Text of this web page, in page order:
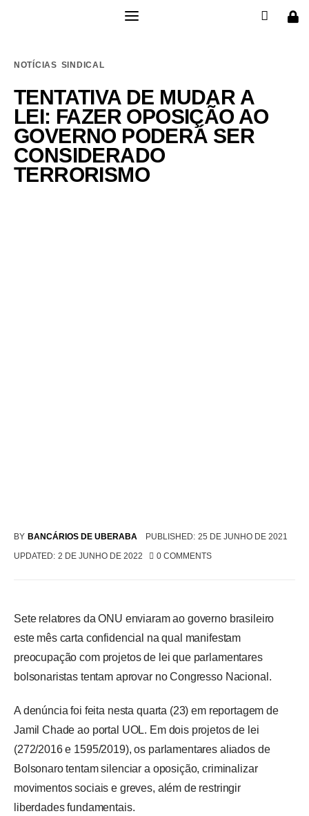
Filie-se
Publicações
Galerias
NOTÍCIAS SINDICAL
TENTATIVA DE MUDAR A
LEI: FAZER OPOSIÇÃO AO
GOVERNO PODERÁ SER
CONSIDERADO
TERRORISMO
BY BANCÁRIOS DE UBERABA PUBLISHED: 25 DE JUNHO DE 2021
UPDATED: 2 DE JUNHO DE 2022 0 COMMENTS
Sete relatores da ONU enviaram ao governo brasileiro
este mês carta confidencial na qual manifestam
preocupação com projetos de lei que parlamentares
bolsonaristas tentam aprovar no Congresso Nacional.
A denúncia foi feita nesta quarta (23) em reportagem de
Jamil Chade ao portal UOL. Em dois projetos de lei
(272/2016 e 1595/2019), os parlamentares aliados de
Bolsonaro tentam silenciar a oposição, criminalizar
movimentos sociais e greves, além de restringir
liberdades fundamentais.